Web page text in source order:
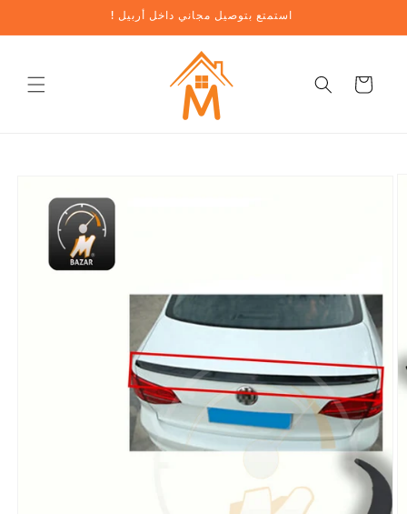
المحتوى
! استمتع بتوصيل مجاني داخل أربيل
عربة
المنتج